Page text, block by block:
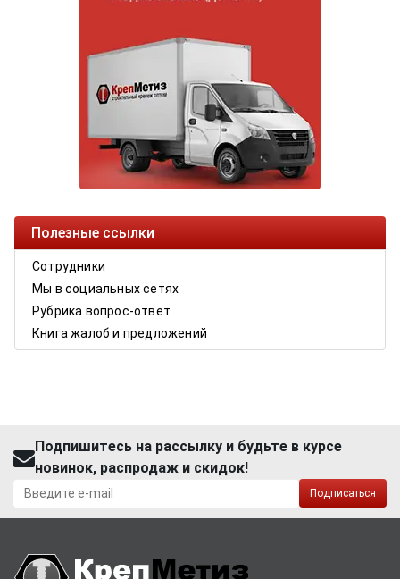
Полезные ссылки
Сотрудники
Мы в социальных сетях
Рубрика вопрос-ответ
Книга жалоб и предложений
Подпишитесь на рассылку и будьте в курсе
новинок, распродаж и скидок!
Подписаться